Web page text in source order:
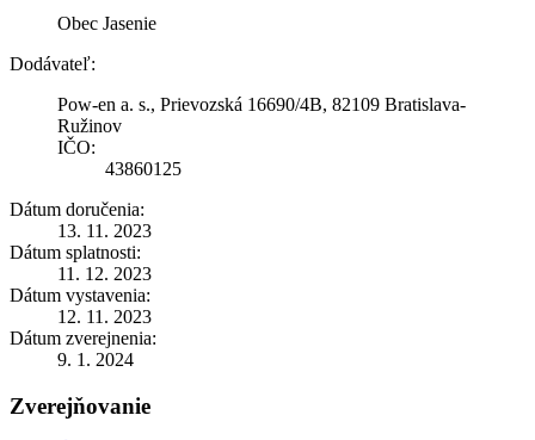
Obec Jasenie
Dodávateľ:
Pow-en a. s., Prievozská 16690/4B, 82109 Bratislava-
Ružinov
IČO:
43860125
Dátum doručenia:
13. 11. 2023
Dátum splatnosti:
11. 12. 2023
Dátum vystavenia:
12. 11. 2023
Dátum zverejnenia:
9. 1. 2024
Zverejňovanie